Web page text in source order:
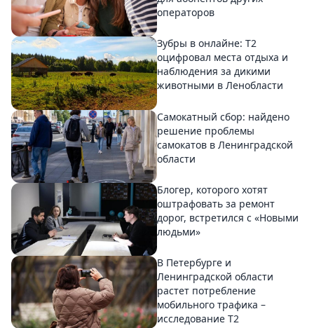
операторов
Зубры в онлайне: Т2
оцифровал места отдыха и
наблюдения за дикими
животными в Ленобласти
Самокатный сбор: найдено
решение проблемы
самокатов в Ленинградской
области
Блогер, которого хотят
оштрафовать за ремонт
дорог, встретился с «Новыми
людьми»
В Петербурге и
Ленинградской области
растет потребление
мобильного трафика –
исследование T2